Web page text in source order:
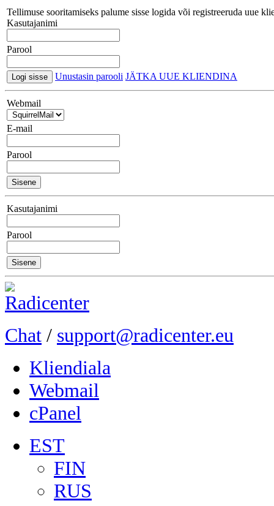
Tellimuse sooritamiseks palume sisse logida või registreeruda uue
Kasutajanimi
Parool
Unustasin parooli JÄTKA UUE KLIENDINA
Webmail
E-mail
Parool
Kasutajanimi
Parool
Chat / support@radicenter.eu
Kliendiala
Webmail
cPanel
EST
FIN
RUS